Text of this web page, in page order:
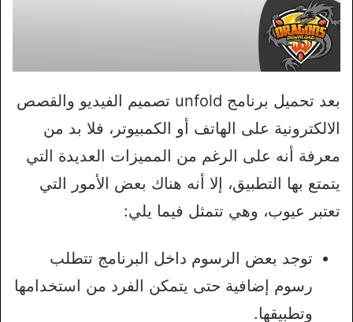
بعد تحميل برنامج unfold تصميم الفيديو والقصص
الالكترونية على الهاتف أو الكمبيوتر، فلا بد من
معرفة أنه على الرغم من المميزات العديدة التي
يتمتع بها التطبيق، إلا أنه هناك بعض الأمور التي
تعتبر عيوب، وهي تتمثل فيما يلي:
توجد بعض الرسوم داخل البرنامج تتطلب
رسوم إضافية حتى يتمكن الفرد من استخدامها
وتطبيقها.